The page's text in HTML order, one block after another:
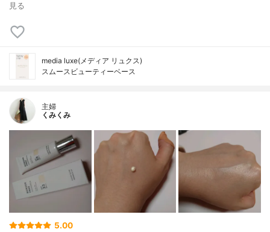
見る
media luxe(メディア リュクス)
スムースビューティーベース
主婦
くみくみ
5.00